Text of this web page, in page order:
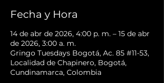
Fecha y Hora
14 de abr de 2026, 4:00 p. m. – 15 de abr
de 2026, 3:00 a. m.
Gringo Tuesdays Bogotá, Ac. 85 #11-53,
Localidad de Chapinero, Bogotá,
Cundinamarca, Colombia